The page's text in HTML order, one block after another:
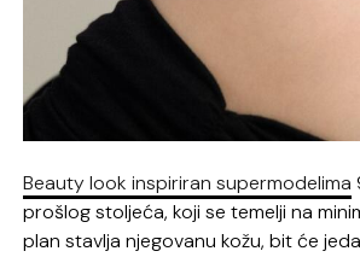
Beauty look inspiriran supermodelima
prošlog stoljeća, koji se temelji na
plan stavlja njegovanu kožu, bit će